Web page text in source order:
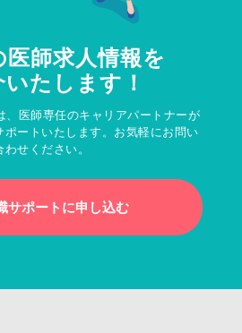
医師求人情報を
たします！
、医師専任のキャリアパートナーが
ポートいたします。お気軽にお問い
わせください。
サポートに申し込む